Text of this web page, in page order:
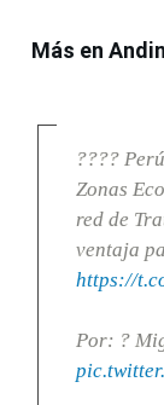
Más en
????
Zonas
red de
ventaja
https://
Por: ?